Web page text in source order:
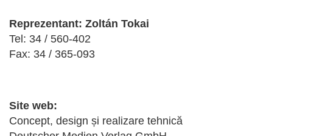
Reprezentant: Zoltán Tokai
Tel: 34 / 560-402
Fax: 34 / 365-093
Site web:
Concept, design și realizare tehnică